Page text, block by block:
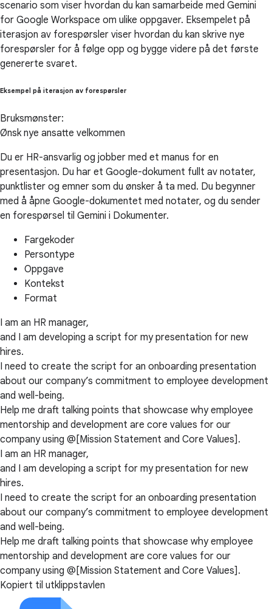
scenario som viser hvordan du kan samarbeide med Gemini
for Google Workspace om ulike oppgaver. Eksempelet på
iterasjon av forespørsler viser hvordan du kan skrive nye
forespørsler for å følge opp og bygge videre på det første
genererte svaret.
Eksempel på iterasjon av forespørsler
Bruksmønster:
Ønsk nye ansatte velkommen
Du er HR-ansvarlig og jobber med et manus for en
presentasjon. Du har et Google-dokument fullt av notater,
punktlister og emner som du ønsker å ta med. Du begynner
med å åpne Google-dokumentet med notater, og du sender
en forespørsel til Gemini i Dokumenter.
Fargekoder
Persontype
Oppgave
Kontekst
Format
I am an HR manager,
and I am developing a script for my presentation for new
hires.
I need to create the script for an onboarding presentation
about our company’s commitment to employee development
and well-being.
Help me draft talking points that showcase why employee
mentorship and development are core values for our
company using @[Mission Statement and Core Values].
I am an HR manager,
and I am developing a script for my presentation for new
hires.
I need to create the script for an onboarding presentation
about our company’s commitment to employee development
and well-being.
Help me draft talking points that showcase why employee
mentorship and development are core values for our
company using @[Mission Statement and Core Values].
Kopiert til utklippstavlen